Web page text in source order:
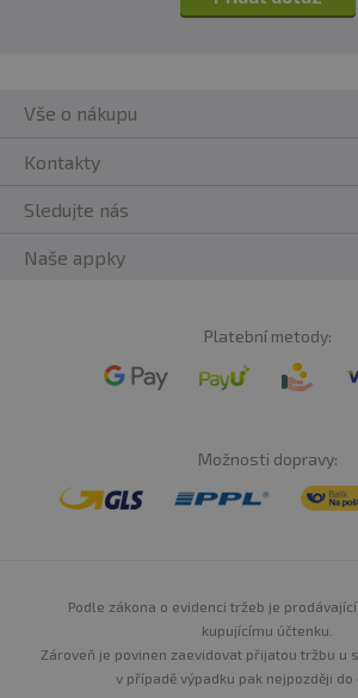
Vše o nákupu
Kontakty
Sledujte nás
Naše appky
Platební metody:
Možnosti dopravy:
Podle zákona o evidenci tržeb je
kupujícímu účtenku.
Zároveň je povinen zaevidovat přijatou tržbu u
v případě výpadku pak nejpozději do